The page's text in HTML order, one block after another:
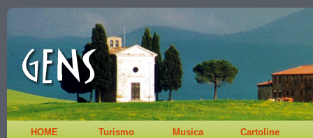
HOME Turismo Musica Cartoline